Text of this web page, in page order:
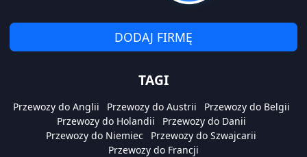
DODAJ FIRMĘ
TAGI
Przewozy do Anglii Przewozy do Austrii
Przewozy do Belgii
Przewozy do Holandii
Przewozy do Danii
Przewozy do Niemiec
Przewozy do Szwajcarii
Przewozy do Francji